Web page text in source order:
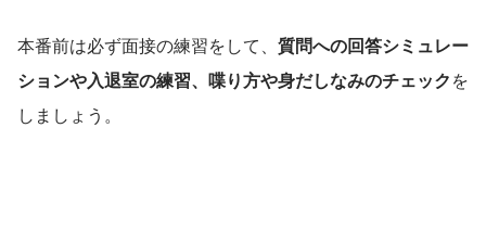
本番前は必ず面接の練習をして、 質問への回答シミュレー
ションや入退室の練習、喋り方や身だしなみのチェックを
しましょう。